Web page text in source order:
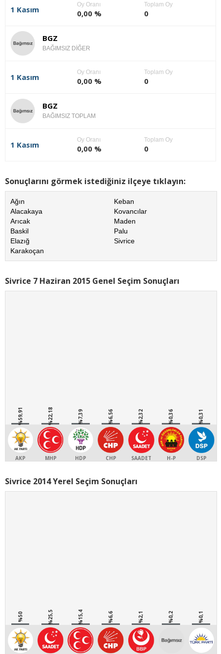
1 Kasım
Oy Oranı
0,00 %
Toplam Oy
0
BGZ
BAĞIMSIZ DİĞER
1 Kasım
Oy Oranı
0,00 %
Toplam Oy
0
BGZ
BAĞIMSIZ TOPLAM
1 Kasım
Oy Oranı
0,00 %
Toplam Oy
0
Sonuçlarını görmek istediğiniz ilçeye tıklayın:
Ağın
Alacakaya
Arıcak
Baskil
Elazığ
Karakoçan
Keban
Kovancılar
Maden
Palu
Sivrice
Sivrice 7 Haziran 2015 Genel Seçim Sonuçları
%59,91
AKP
%22,18
MHP
%7,39
HDP
%6,56
CHP
%2,32
SAADET
%0,36
H-P
%0,31
DSP
Sivrice 2014 Yerel Seçim Sonuçları
%50 %25,5 %15,4 %6,6 %2,1 %0,2 %0,1